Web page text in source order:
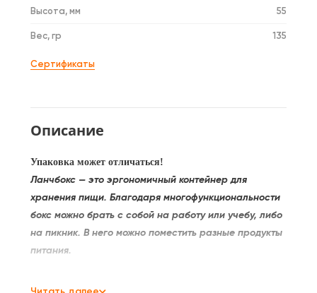
Высота, мм 55
Вес, гр 135
Сертификаты
Описание
Упаковка может отличаться!
Ланчбокс — это эргономичный контейнер для
хранения пищи. Благодаря многофункциональности
бокс можно брать с собой на работу или учебу, либо
на пикник. В него можно поместить разные продукты
питания.
У ланчбокса может быть несколько отсеков для